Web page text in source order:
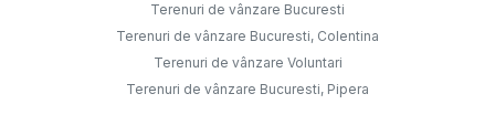
Terenuri de vânzare Bucuresti
Terenuri de vânzare Bucuresti, Colentina
Terenuri de vânzare Voluntari
Terenuri de vânzare Bucuresti, Pipera